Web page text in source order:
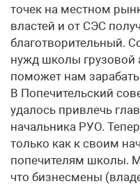
точек на местном
властей и от СЭС
благотворительный.
нужд школы грузовой
поможет нам
В Попечительский
удалось привлечь
начальника РУО.
только как к своим
попечителям школы.
что бизнесмены